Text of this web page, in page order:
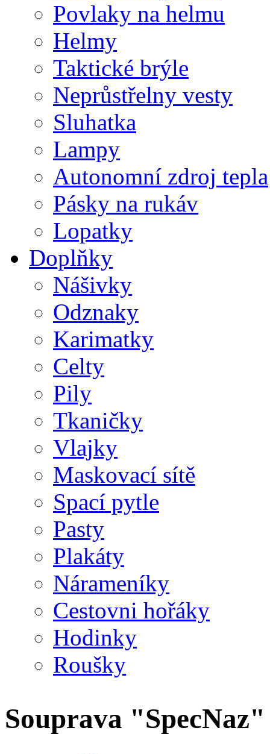
Povlaky na helmu
Helmy
Taktické brýle
Neprůstřelny vesty
Sluhatka
Lampy
Autonomní zdroj tepla
Pásky na rukáv
Lopatky
Doplňky
Nášivky
Odznaky
Karimatky
Celty
Pily
Tkaničky
Vlajky
Maskovací sítě
Spací pytle
Pasty
Plakáty
Nárameníky
Cestovni hořáky
Hodinky
Roušky
Souprava